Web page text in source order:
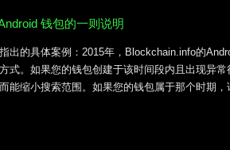
钱包的一则说明
出的具体案例：2015年，Blockchain.info的
式。如果您的钱包创建于该时间段内且出现异
能缩小搜索范围。如果您的钱包属于那个时期，